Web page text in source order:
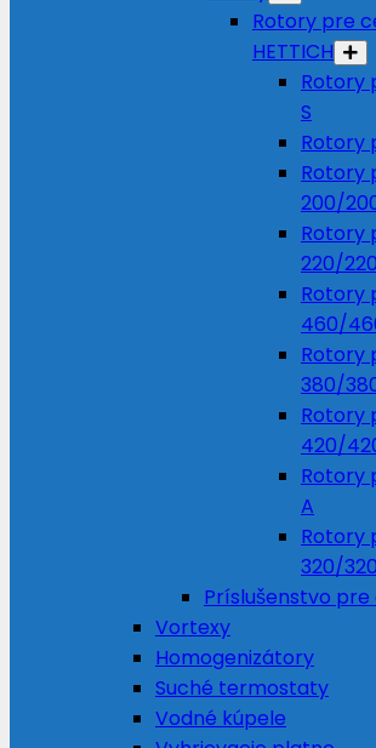
Rotory pre
HETTICH
Rotory
S
Rotory
Rotory
200/
Rotory
220/
Rotory
460/
Rotory
380/
Rotory
420/
Rotory
A
Rotory
320/
Príslušenstvo
Vortexy
Homogenizátory
Suché termostaty
Vodné kúpele